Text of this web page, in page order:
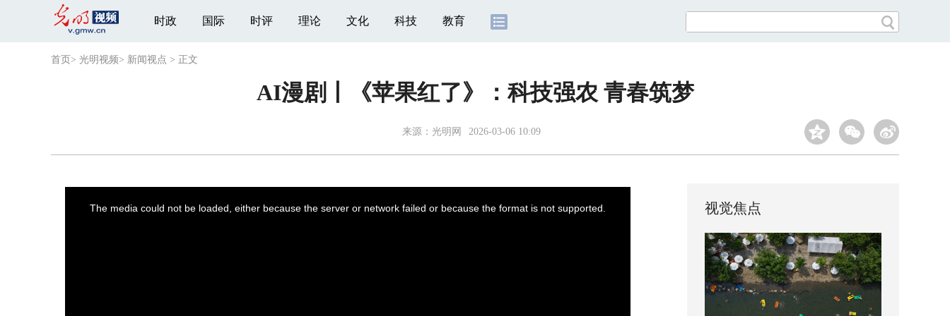
时政 国际 时评 理论 文化 科技 教育
首页 > 光明视频> 新闻视点 > 正文
AI漫剧丨《苹果红了》：科技强农 青春筑梦
来源： 光明网 2026-03-06 10:09
The media could not be loaded, either because the server or network failed or because the format is not supported. 视觉焦点